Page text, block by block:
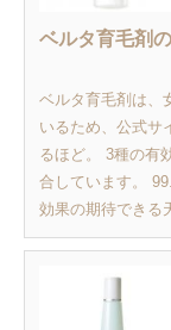
ベルタ育毛剤
ベルタ育毛剤は、
いるため、公式サ
るほど。 3種の有
合しています。
効果の期待できる